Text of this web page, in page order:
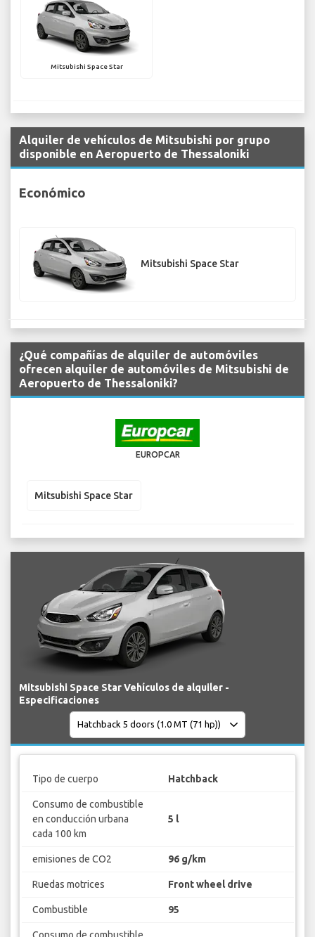
Mitsubishi Space Star
Alquiler de vehículos de Mitsubishi por grupo
disponible en Aeropuerto de Thessaloniki
Económico
Mitsubishi Space Star
¿Qué compañías de alquiler de automóviles
ofrecen alquiler de automóviles de Mitsubishi de
Aeropuerto de Thessaloniki?
EUROPCAR
Mitsubishi Space Star
Mitsubishi Space Star Vehículos de alquiler -
Especificaciones
Tipo de cuerpo Hatchback
Consumo de combustible
en conducción urbana
cada 100 km
5 l
emisiones de CO2 96 g/km
Ruedas motrices Front wheel drive
Combustible 95